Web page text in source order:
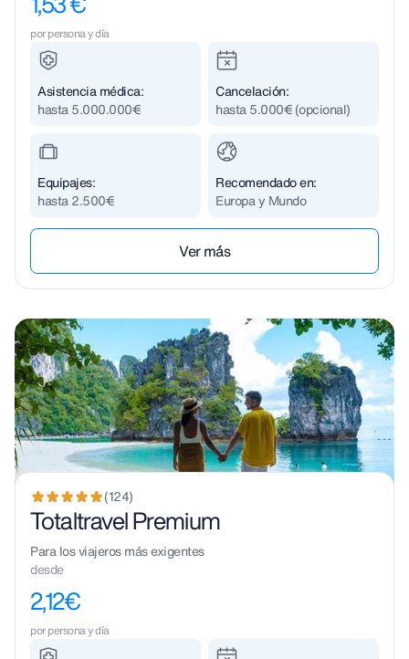
por persona y día
Asistencia médica:
hasta 5.000.000€
Cancelación:
hasta 5.000€ (opcional)
Equipajes:
hasta 2.500€
Recomendado en:
Europa y Mundo
Ver m´ás
(124)
Totaltravel Premium
Para los viajeros más exigentes
desde
2,12€
por persona y día